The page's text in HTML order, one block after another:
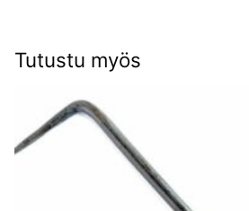
Tutustu myös